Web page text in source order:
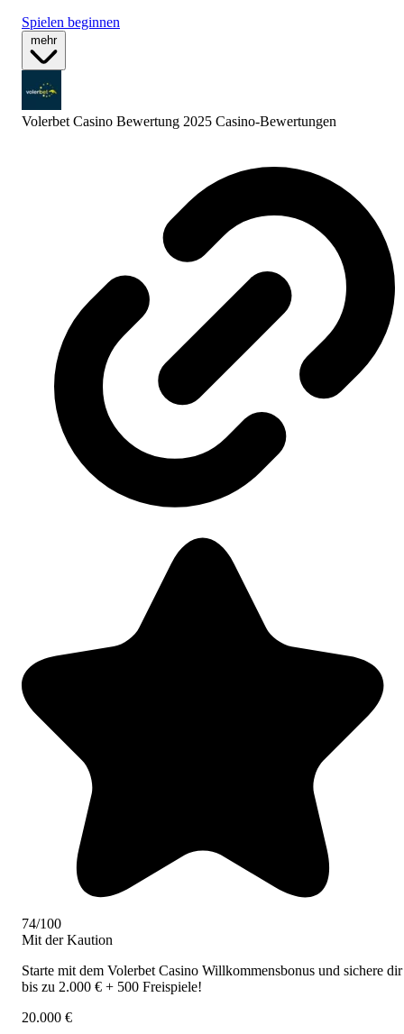
Spielen beginnen
mehr
Volerbet Casino Bewertung 2025 Casino-Bewertungen
74/100
Mit der Kaution
Starte mit dem Volerbet Casino Willkommensbonus und sichere dir
bis zu 2.000 € + 500 Freispiele!
20.000 €